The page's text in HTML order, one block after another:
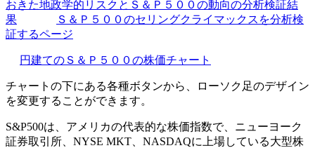
おきた地政学的リスクとＳ＆Ｐ５００の動向の分析検証結
果
Ｓ＆Ｐ５００のセリングクライマックスを分析検
証するページ
円建てのＳ＆Ｐ５００の株価チャート
チャートの下にある各種ボタンから、ローソク足のデザイン
を変更することができます。
S&P500は、アメリカの代表的な株価指数で、ニューヨーク
証券取引所、NYSE MKT、NASDAQに上場している大型株